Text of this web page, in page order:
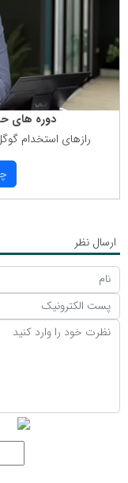
دوره های
رازهای استخدام
ارسال نظر